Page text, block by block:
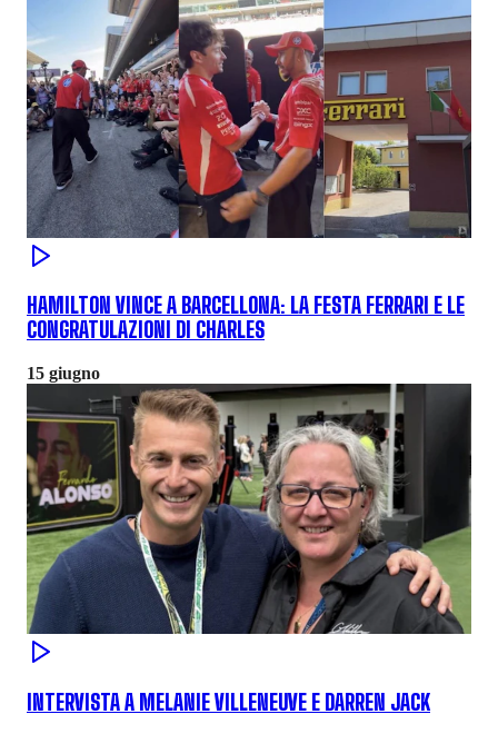
HAMILTON VINCE A BARCELLONA: LA FESTA FERRARI E LE
CONGRATULAZIONI DI CHARLES
15 giugno
INTERVISTA A MELANIE VILLENEUVE E DARREN JACK